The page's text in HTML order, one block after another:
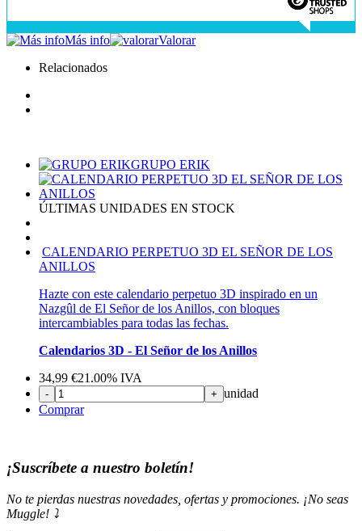
Más info
Valorar
Relacionados
GRUPO ERIK
ÚLTIMAS UNIDADES EN STOCK
CALENDARIO PERPETUO 3D EL SEÑOR DE LOS
ANILLOS
Hazte con este calendario perpetuo 3D inspirado en un
Nazgûl de El Señor de los Anillos, con bloques
intercambiables para todas las fechas.
Calendarios 3D - El Señor de los Anillos
34,99 €21.00% IVA
- + unidad
Comprar
¡Suscríbete a nuestro boletín!
No te pierdas nuestras novedades, ofertas y promociones. ¡No seas
Muggle! ⤵️